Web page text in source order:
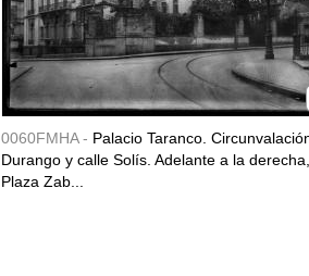
0060FMHA - Palacio Taranco.
Durango y calle Solís. Adelante a la
Plaza Zab...